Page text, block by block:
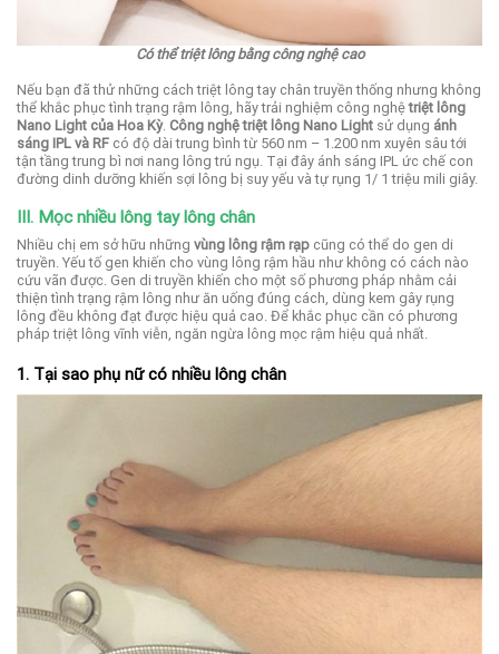
Có thể triệt lông bằng công nghệ cao
Nếu bạn đã thử những cách triệt lông tay chân truyền thống nhưng không
thể khắc phục tình trạng rậm lông, hãy trải nghiệm công nghệtriệt lông
Nano Light của Hoa Kỳ. Công nghệ triệt lông Nano Light sử dụng ánh
sáng IPL và RF có độ dài trung bình từ 560 nm – 1.200 nm xuyên sâu tới
tận tầng trung bì nơi nang lông trú ngụ. Tại đây ánh sáng IPL ức chế con
đường dinh dưỡng khiến sợi lông bị suy yếu và tự rụng 1/ 1 triệu mili giây.
III. Mọc nhiều lông tay lông chân
Nhiều chị em sở hữu những vùng lông rậm rạp cũng có thể do gen di
truyền. Yếu tố gen khiến cho vùng lông rậm hầu như không có cách nào
cứu vãn được. Gen di truyền khiến cho một số phương pháp nhằm cải
thiện tình trạng rậm lông như ăn uống đúng cách, dùng kem gây rụng
lông đều không đạt được hiệu quả cao. Để khắc phục cần có phương
pháp triệt lông vĩnh viễn, ngăn ngừa lông mọc rậm hiệu quả nhất.
1. Tại sao phụ nữ có nhiều lông chân